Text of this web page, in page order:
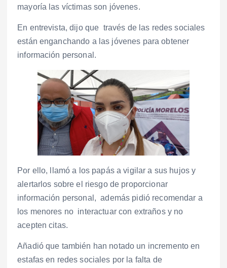
mayoría las víctimas son jóvenes.
En entrevista, dijo que través de las redes sociales
están enganchando a las jóvenes para obtener
información personal.
Por ello, llamó a los papás a vigilar a sus hujos y
alertarlos sobre el riesgo de proporcionar
información personal, además pidió recomendar a
los menores no interactuar con extraños y no
acepten citas.
Añadió que también han notado un incremento en
estafas en redes sociales por la falta de